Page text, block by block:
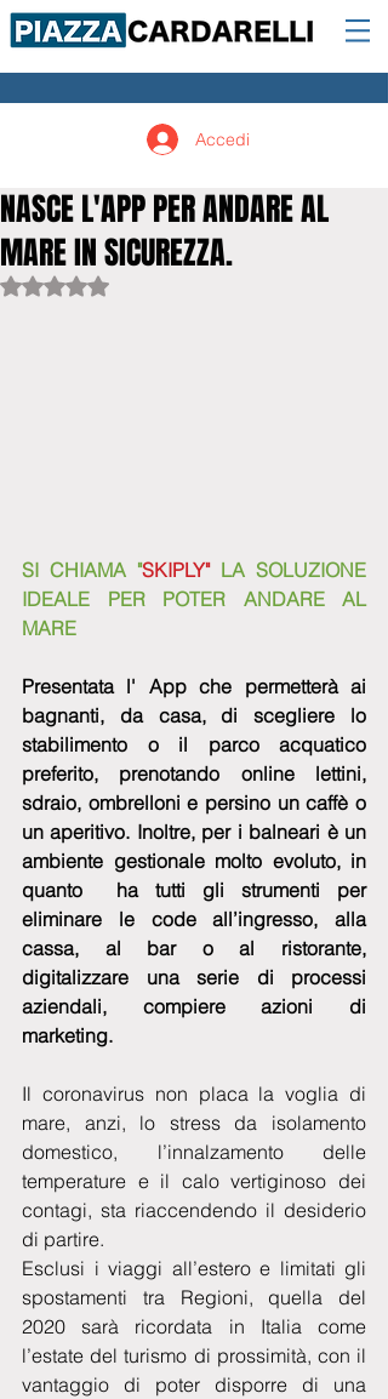
Accedi
NASCE L'APP PER ANDARE AL
MARE IN SICUREZZA.
Valutazione NaN stelle su 5.
SI CHIAMA "SKIPLY" LA SOLUZIONE
IDEALE PER POTER ANDARE AL
MARE
Presentata l' App che permetterà ai
bagnanti, da casa, di scegliere lo
stabilimento o il parco acquatico
preferito, prenotando online lettini,
sdraio, ombrelloni e persino un caffè o
un aperitivo. Inoltre, per i balneari è un
ambiente gestionale molto evoluto, in
quanto  ha tutti gli strumenti per
eliminare le code all’ingresso, alla
cassa, al bar o al ristorante,
digitalizzare una serie di processi
aziendali, compiere azioni di
marketing.
Il coronavirus non placa la voglia di
mare, anzi, lo stress da isolamento
domestico, l’innalzamento delle
temperature e il calo vertiginoso dei
contagi, sta riaccendendo il desiderio
di partire.
Esclusi i viaggi all’estero e limitati gli
spostamenti tra Regioni, quella del
2020 sarà ricordata in Italia come
l’estate del turismo di prossimità, con il
vantaggio di poter disporre di una